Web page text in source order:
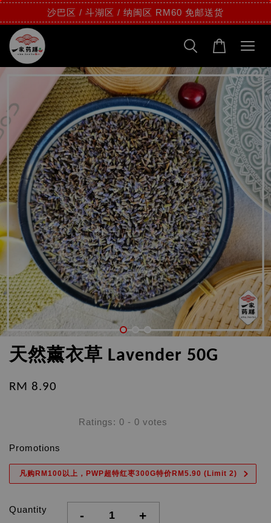
沙巴区 / 斗湖区 / 纳闽区 RM60 免邮送货
天然薰衣草 Lavender 50G
RM 8.90
Ratings: 0 - 0 votes
Promotions
凡购RM100以上，PWP超特红枣300G特价RM5.90 (Limit 2)
Quantity - +